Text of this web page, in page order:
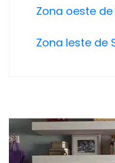
Zona oeste de
Zona leste de